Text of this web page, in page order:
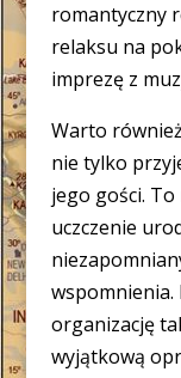
romantyczny
relaksu na
imprezę z
Warto
nie tylko
jego gości.
uczczenie
organizację
wyjątkową